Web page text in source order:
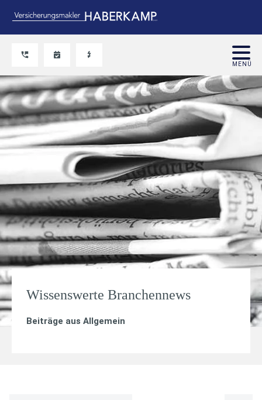
Wissenswerte Branchennews
Beiträge aus Allgemein